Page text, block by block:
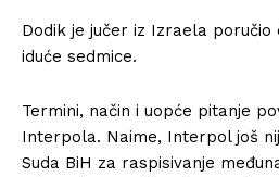
Dodik je jučer iz Izraela poručio
iduće sedmice.
Termini, način i uopće pitanje
Interpola. Naime, Interpol još
Suda BiH za raspisivanje